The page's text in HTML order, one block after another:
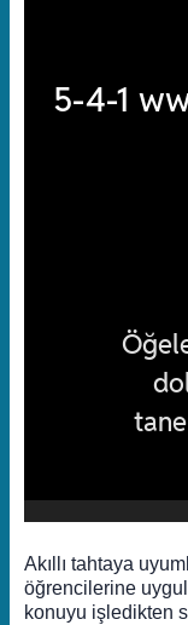
Akıllı tahtaya
öğrencilerine
konuyu işledikten